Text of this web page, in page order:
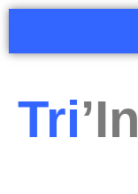
Tri’In